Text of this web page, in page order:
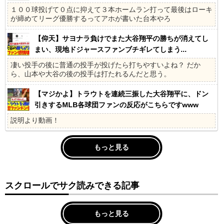
１００球投げて０点に抑えて３本ホームラン打って最後はローキ
が締めてリーグ優勝するってアホが書いた台本やろ
【仰天】サヨナラ負けでまた大谷翔平の勝ちが消えてし
まい、現地ドジャースファンブチギレてしまう...
凄い投手の後に普通の投手が投げたら打ちやすいよね？ だか
ら、山本や大谷の後の投手は打たれるんだと思う。
【マジかよ】トラウトを連続三振した大谷翔平に、ドン
引きするMLB各球団ファンの反応がこちらですwww
説明より動画！
もっと見る
スクロールでサク読みできる記事
もっと見る